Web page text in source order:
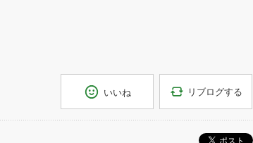
いいね リブログする
ポスト